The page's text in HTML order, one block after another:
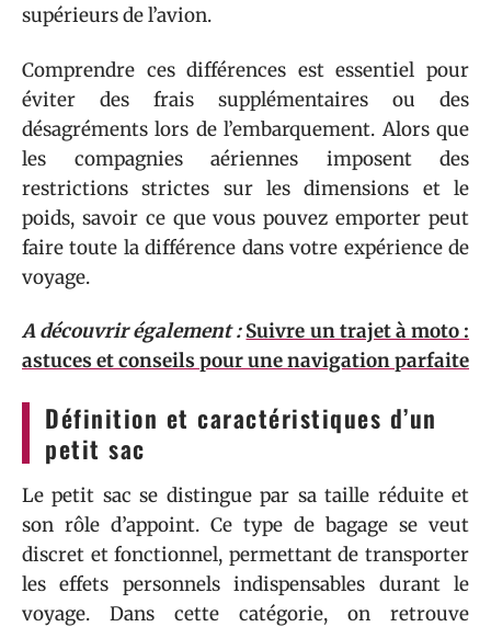
supérieurs de l’avion.
Comprendre ces différences est essentiel pour
éviter des frais supplémentaires ou des
désagréments lors de l’embarquement. Alors que
les compagnies aériennes imposent des
restrictions strictes sur les dimensions et le
poids, savoir ce que vous pouvez emporter peut
faire toute la différence dans votre expérience de
voyage.
A découvrir également : Suivre un trajet à moto :
astuces et conseils pour une navigation parfaite
Définition et caractéristiques d’un
petit sac
Le petit sac se distingue par sa taille réduite et
son rôle d’appoint. Ce type de bagage se veut
discret et fonctionnel, permettant de transporter
les effets personnels indispensables durant le
voyage. Dans cette catégorie, on retrouve